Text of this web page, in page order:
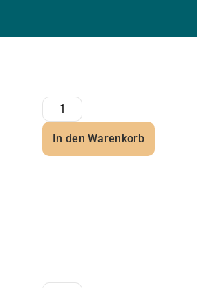
In den Warenkorb